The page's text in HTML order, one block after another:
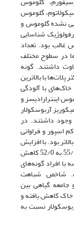
گلوموس
نشده گلوموس و
شناسایی
غالب بود. تعداد
در سطوح مختلف
داشتند. گونه
با بالاترین
با آلودگی
اینترارادیسز و
آربوسکولار
وجود داشتند. در
اسپور و فراوانی
بود. با افزایش
آلودگی روی و سرب، شاخص تنوع شانن-وینر از 55/1 به 52/0 کاهش
با افراد گونه‌های
شاخص شباهت
جامعه گیاهی بین
خاک کاهش یافته و
نسبت به